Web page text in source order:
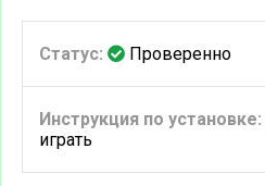
Статус: Проверенно
Инструкция по установке:
играть